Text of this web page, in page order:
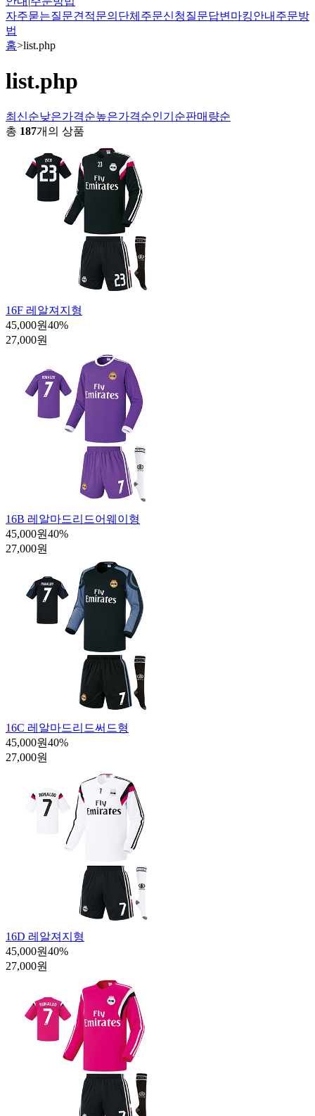
자주묻는질문견적문의 단체주문신청질문답변 마킹안내 주문방
법
홈>list.php
list.php
최신순낮은가격순높은가격순인기순판매량순
총 187개의 상품
16F 레알져지형
45,000원40%
27,000원
16B 레알마드리드어웨이형
45,000원40%
27,000원
16C 레알마드리드써드형
45,000원40%
27,000원
16D 레알져지형
45,000원40%
27,000원